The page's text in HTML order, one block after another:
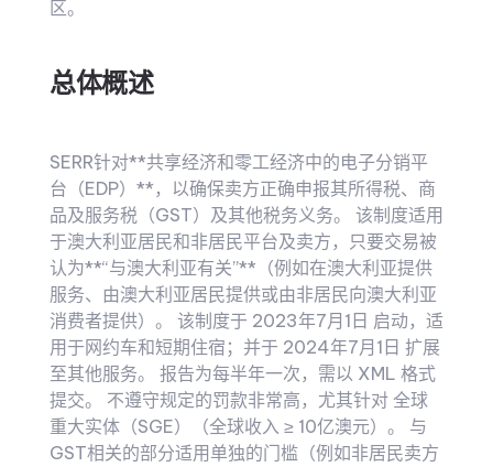
区。
总体概述
SERR针对**共享经济和零工经济中的电子分销平
台（EDP）**，以确保卖方正确申报其所得税、商
品及服务税（GST）及其他税务义务。 该制度适用
于澳大利亚居民和非居民平台及卖方，只要交易被
认为**“与澳大利亚有关”**（例如在澳大利亚提供
服务、由澳大利亚居民提供或由非居民向澳大利亚
消费者提供）。 该制度于 2023年7月1日 启动，适
用于网约车和短期住宿；并于 2024年7月1日 扩展
至其他服务。 报告为每半年一次，需以 XML 格式
提交。 不遵守规定的罚款非常高，尤其针对 全球
重大实体（SGE）（全球收入 ≥ 10亿澳元）。 与
GST相关的部分适用单独的门槛（例如非居民卖方